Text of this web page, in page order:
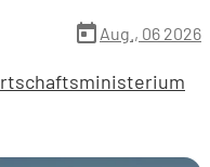
today Aug., 06 2026